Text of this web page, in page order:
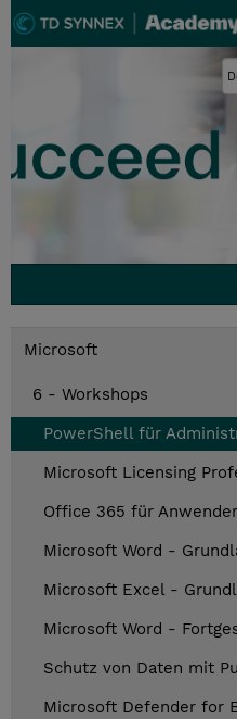
Microsoft
6 - Workshops
PowerShell für
Microsoft Licensing
Office 365 für
Microsoft Word -
Microsoft Excel -
Microsoft Word -
Schutz von Daten mit
Microsoft Defender for